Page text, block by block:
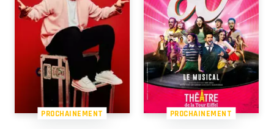
PROCHAINEMENT PROCHAINEMENT